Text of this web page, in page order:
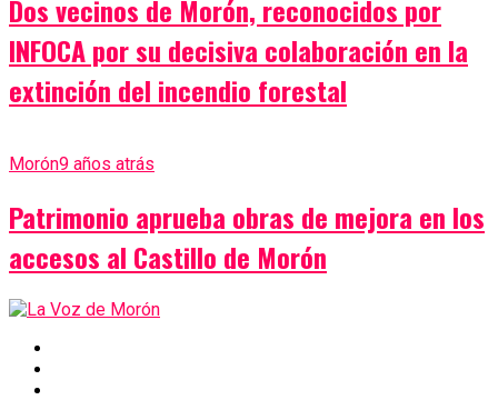
Dos vecinos de Morón, reconocidos por
INFOCA por su decisiva colaboración en la
extinción del incendio forestal
Morón9 años atrás
Patrimonio aprueba obras de mejora en los
accesos al Castillo de Morón